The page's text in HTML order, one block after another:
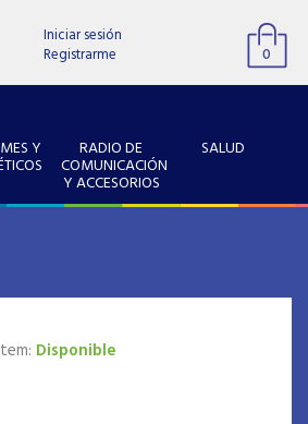
Iniciar sesión
Registrarme
0
Y RADIO DE
COMUNICACIÓN
Y ACCESORIOS
SALUD
Disponible